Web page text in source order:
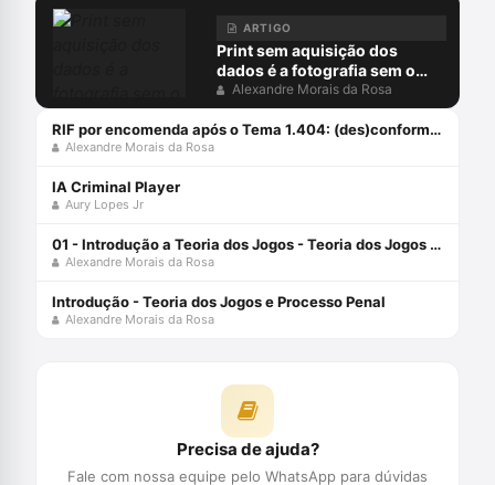
ARTIGO
Print sem aquisição dos
dados é a fotografia sem o
negativo
Alexandre Morais da Rosa
RIF por encomenda após o Tema 1.404: (des)conformidades
Alexandre Morais da Rosa
IA Criminal Player
Aury Lopes Jr
01 - Introdução a Teoria dos Jogos - Teoria dos Jogos e Processo Penal
Alexandre Morais da Rosa
Introdução - Teoria dos Jogos e Processo Penal
Alexandre Morais da Rosa
Precisa de ajuda?
Fale com nossa equipe pelo WhatsApp para dúvidas